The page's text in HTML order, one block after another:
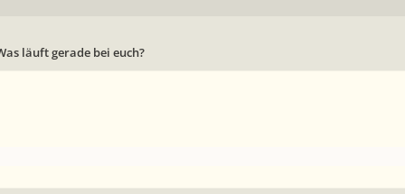
läuft gerade bei euch?